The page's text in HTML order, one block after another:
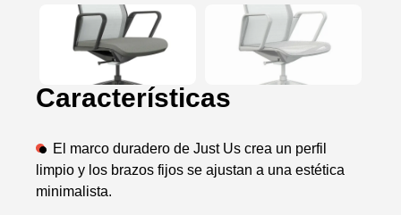
Características
El marco duradero de Just Us crea un perfil
limpio y los brazos fijos se ajustan a una estética
minimalista.